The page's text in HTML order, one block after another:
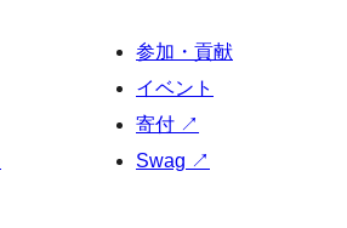
参加・貢献
イベント
寄付 ↗
Swag ↗